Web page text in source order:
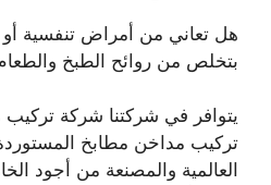
هل تعاني من أمراض تنفسية
بتخلص من روائح الطبخ
يتوافر في شركتنا شركة
تركيب مداخن مطابخ
العالمية والمصنعة من أجود